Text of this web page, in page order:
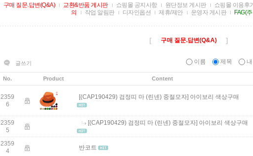
구매 질문.답변(Q&A) 교환&반품 게시판 쇼핑몰 공지사항 원단정보 게시판 쇼핑몰 이용후기
의
작업 알림판 디자인옵션 제휴/제안 운영자 게시판 FAG(
[ 구매 질문.답변(Q&A) ]
글쓰기 이름 제목
No. Product Content
2359
6
[(CAP190429) 검정띠 마 (린넨) 중절모자] 아이보리 색상구매
2359
5
[(CAP190429) 검정띠 마 (린넨) 중절모자] 아이보리 색상구매
2359
4
반코트